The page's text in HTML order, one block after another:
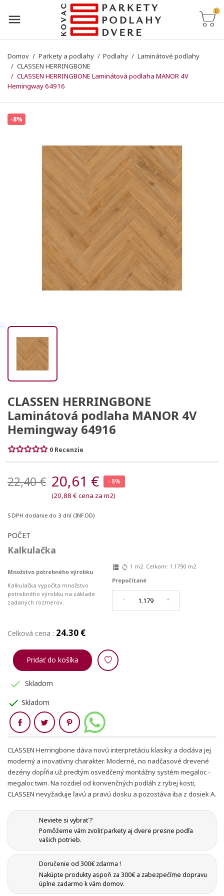
0
Domov Parkety a podlahy Podlahy
Laminátové podlahy
CLASSEN HERRINGBONE
CLASSEN HERRINGBONE Laminátová podlaha MANOR 4V
Hemingway 64916
-8%
CLASSEN HERRINGBONE
Laminátová podlaha MANOR 4V
Hemingway 64916
0 Recenzie
22,40 € 20,61 € - 8%
(20,88 € cena za m2)
S DPH dodanie do 3 dní (INF.OD)
POČET
Kalkulačka
Množstvo potrebného výrobku
Kalkulačka vypočíta množstvo
potrebného výrobku na základe
zadaných rozmerov.
dns sync 1 m2 Celkom: 1.1790 m2
Prepočítané
- +
Celková cena : 24.30 €
Pridať do košíka
 Skladom
check Skladom
Zdieľaj
CLASSEN Herringbone dáva novú interpretáciu klasiky a dodáva jej
moderný a inovatívny charakter. Moderné, no nadčasové drevené
dezény dopĺňa už predtým osvedčený montážny systém megaloc -
megaloc twin. Na rozdiel od konvenčných podláh z rybej kosti,
CLASSEN nevyžaduje ľavú a pravú dosku a pozostáva iba z dosiek A.
Neviete si vybrať ?
Pomôžeme vám zvoliť parkety aj dvere presne podľa
vašich potrieb.
Doručenie od 300€ zdarma !
Nakúpte produkty aspoň za 300€ a zabezpečíme dopravu
úplne zadarmo k vám domov.